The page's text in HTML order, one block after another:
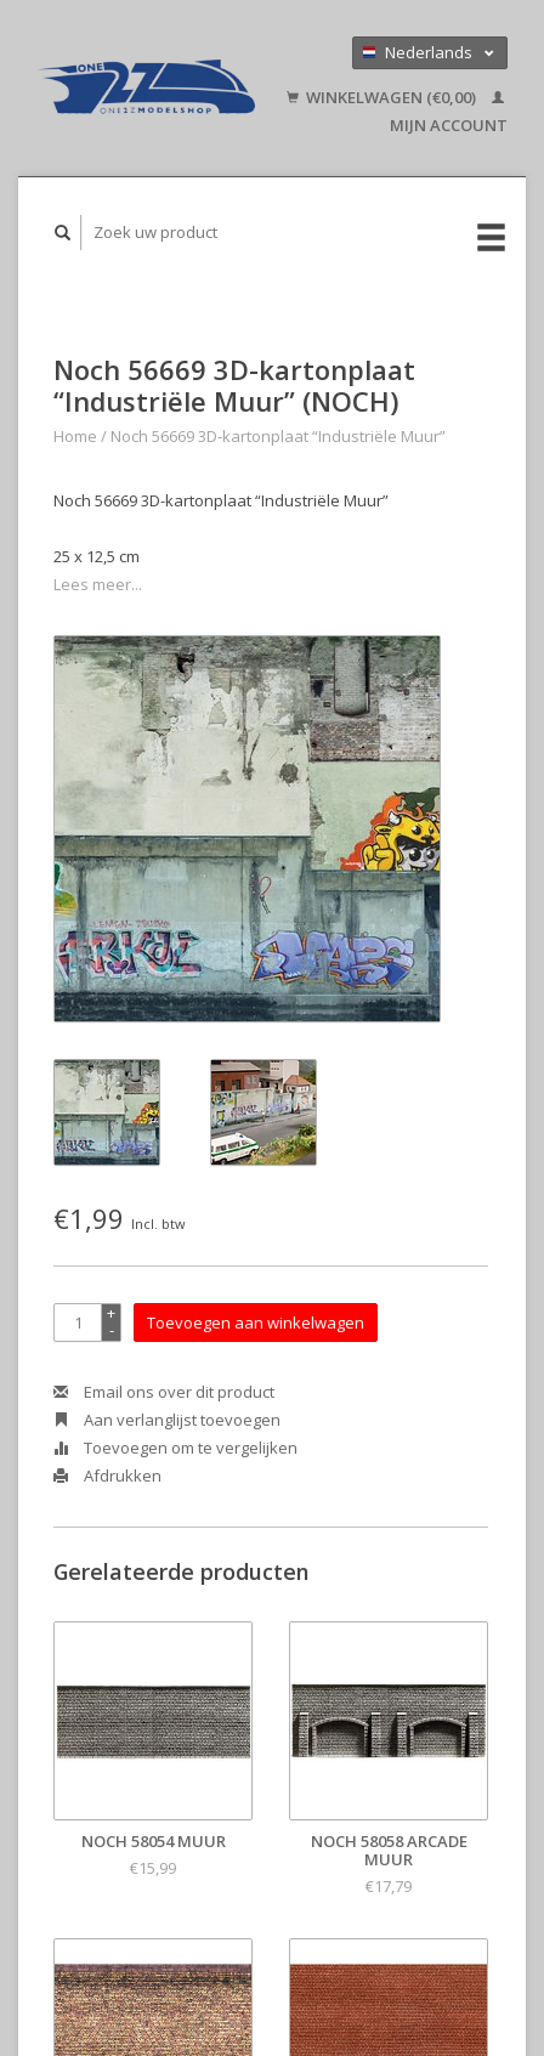
Nederlands
English
WINKELWAGEN (€0,00)
MIJN ACCOUNT
Noch 56669 3D-kartonplaat
“Industriële Muur” (NOCH)
Home / Noch 56669 3D-kartonplaat “Industriële Muur”
Noch 56669 3D-kartonplaat “Industriële Muur”
25 x 12,5 cm
Lees meer...
€1,99 Incl. btw
+
- Toevoegen aan winkelwagen
Email ons over dit product
Aan verlanglijst toevoegen
Toevoegen om te vergelijken
Afdrukken
Gerelateerde producten
NOCH 58054 MUUR
€15,99
NOCH 58058 ARCADE
MUUR
€17,79